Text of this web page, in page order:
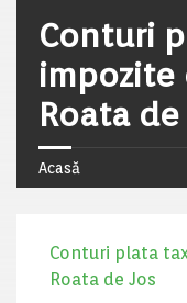
Conturi
impozite
Roata de
Acasă
Conturi plata
Roata de Jos